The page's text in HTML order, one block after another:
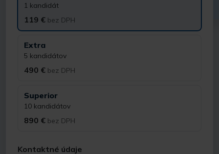
1 kandidát
119 € bez DPH
Extra
5 kandidátov
490 € bez DPH
Superior
10 kandidátov
890 € bez DPH
Kontaktné údaje